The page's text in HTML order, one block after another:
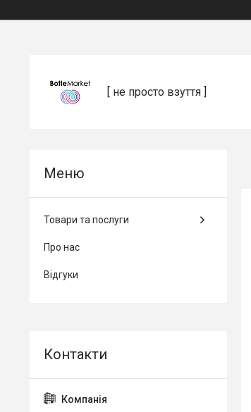
[ не просто взуття ]
Товари та послуги
Про нас
Відгуки